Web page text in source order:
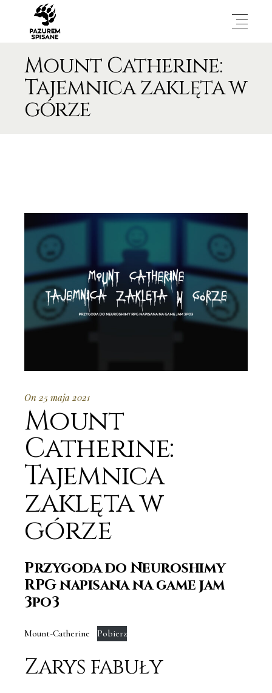
Mount Catherine:
Tajemnica zaklęta w
górze
On 25 maja 2021
Mount
Catherine:
Tajemnica
zaklęta w
górze
Przygoda do Neuroshimy
RPG napisana na game jam
3po3
Mount-Catherine Pobierz
Zarys fabuły